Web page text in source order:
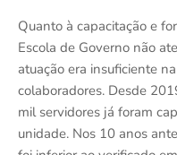
Quanto à capacitação e
Escola de Governo não
atuação era insuficiente
colaboradores. Desde
mil servidores já foram
unidade. Nos 10 anos